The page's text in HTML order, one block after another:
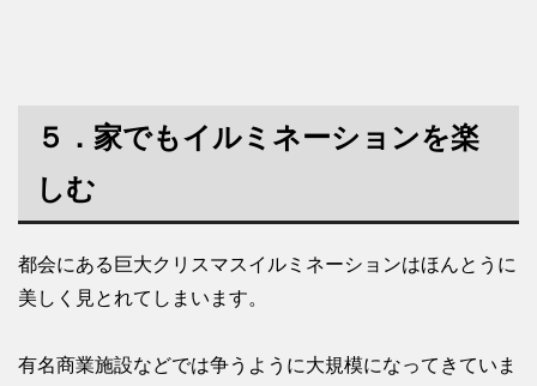
５．家でもイルミネーションを楽
しむ
都会にある巨大クリスマスイルミネーションはほんとうに
美しく見とれてしまいます。
有名商業施設などでは争うように大規模になってきていま